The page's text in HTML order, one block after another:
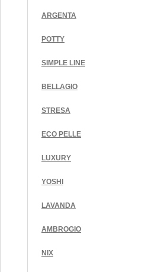
ARGENTA
POTTY
SIMPLE LINE
BELLAGIO
STRESA
ECO PELLE
LUXURY
YOSHI
LAVANDA
AMBROGIO
NIX